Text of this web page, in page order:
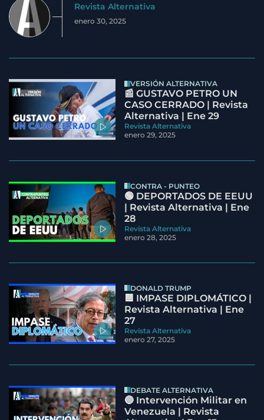
Revista Alternativa
enero 30, 2025
VERSIÓN ALTERNATIVA
📰 GUSTAVO PETRO UN
CASO CERRADO | Revista
Alternativa | Ene 29
Revista Alternativa
enero 29, 2025
CONTRA - PUNTEO
🟢 DEPORTADOS DE EEUU
| Revista Alternativa | Ene
28
Revista Alternativa
enero 28, 2025
DONALD TRUMP
🟦 IMPASE DIPLOMÁTICO |
Revista Alternativa | Ene
27
Revista Alternativa
enero 27, 2025
DEBATE ALTERNATIVA
🔵 Intervención Militar en
Venezuela | Revista